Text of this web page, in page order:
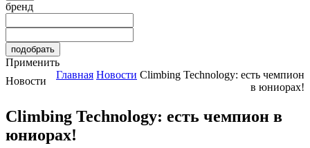
бренд
Применить
Новости
Главная Новости Climbing Technology: есть чемпион
в юниорах!
Climbing Technology: есть чемпион в
юниорах!